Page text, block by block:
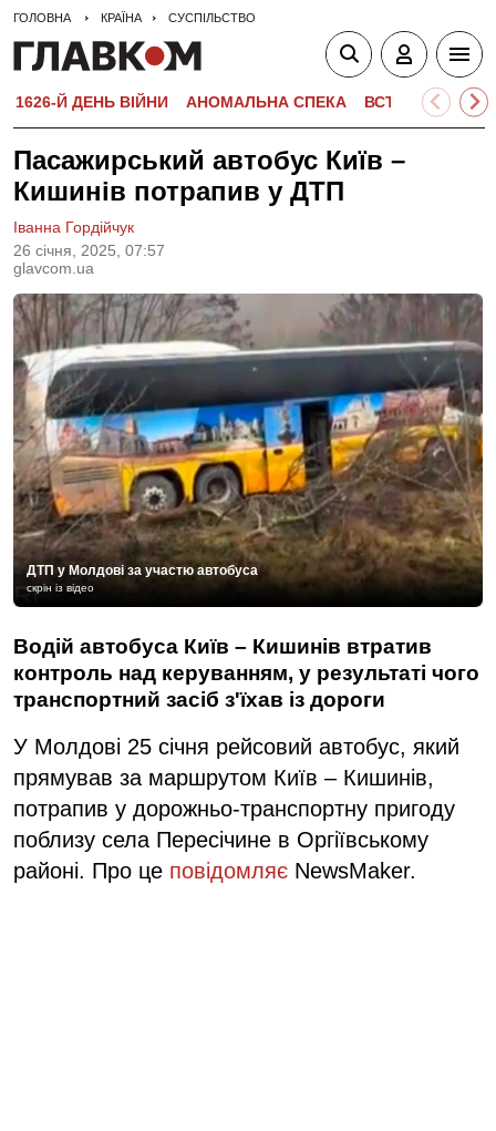
ГОЛОВНА КРАЇНА СУСПІЛЬСТВО
1626-Й ДЕНЬ ВІЙНИ АНОМАЛЬНА СПЕКА ВСТУПНА
Пасажирський автобус Київ –
Кишинів потрапив у ДТП
26 сiчня, 2025, 07:57
glavcom.ua
Іванна Гордійчук
ДТП у Молдові за участю автобуса
скрін із відео
Водій автобуса Київ – Кишинів втратив
контроль над керуванням, у результаті чого
транспортний засіб з'їхав із дороги
У Молдові 25 січня рейсовий автобус, який
прямував за маршрутом Київ – Кишинів,
потрапив у дорожньо-транспортну пригоду
поблизу села Пересічине в Оргіївському
районі. Про це повідомляє NewsMaker.